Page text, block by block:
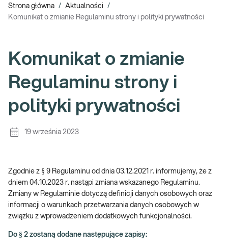
Strona główna / Aktualności
/
Komunikat o zmianie Regulaminu strony i polityki prywatności
Komunikat o zmianie
Regulaminu strony i
polityki prywatności
19 września 2023
Zgodnie z § 9 Regulaminu od dnia 03.12.2021 r. informujemy, że z
dniem 04.10.2023 r. nastąpi zmiana wskazanego Regulaminu.
Zmiany w Regulaminie dotyczą definicji danych osobowych oraz
informacji o warunkach przetwarzania danych osobowych w
związku z wprowadzeniem dodatkowych funkcjonalności.
Do § 2 zostaną dodane następujące zapisy: